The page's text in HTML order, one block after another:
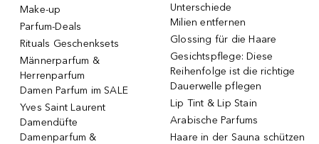
Make-up
Parfum-Deals
Rituals Geschenksets
Männerparfum &
Herrenparfum
Damen Parfum im SALE
Yves Saint Laurent
Damendüfte
Damenparfum &
Unterschiede
Milien entfernen
Glossing für die Haare
Gesichtspflege: Diese
Reihenfolge ist die richtige
Dauerwelle pflegen
Lip Tint & Lip Stain
Arabische Parfums
Haare in der Sauna schützen